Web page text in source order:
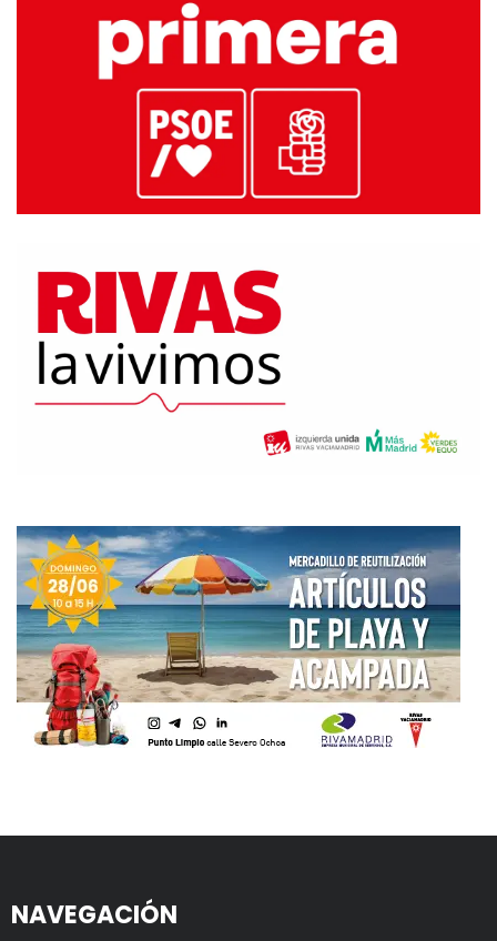
NAVEGACIÓN